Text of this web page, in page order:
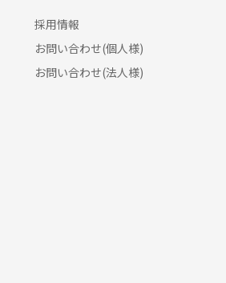
採用情報
お問い合わせ(個人様)
お問い合わせ(法人様)